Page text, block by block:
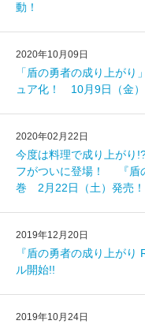
動！
2020年10月09日
「盾の勇者の成り上が
ュア化！ 10月9日（金）
2020年02月22日
今度は料理で成り上がり
フがついに登場！ 『盾
巻 2月22日（土）発売！
2019年12月20日
『盾の勇者の成り上が
ル開始!!
2019年10月24日